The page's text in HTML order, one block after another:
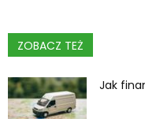
ZOBACZ TEŻ
Jak